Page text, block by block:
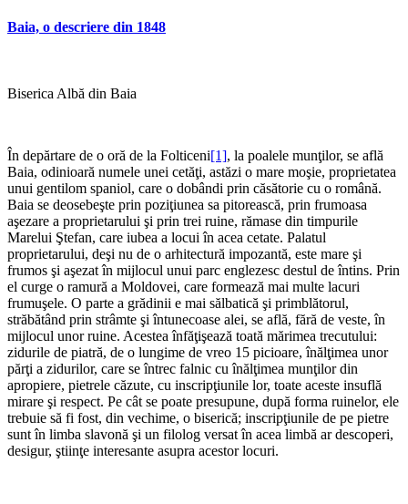
Baia, o descriere din 1848
Biserica Albă din Baia
În depărtare de o oră de la Folticeni[1], la poalele munţilor, se află
Baia, odinioară numele unei cetăţi, astăzi o mare moşie, proprietatea
unui gentilom spaniol, care o dobândi prin căsătorie cu o română.
Baia se deosebeşte prin poziţiunea sa pitorească, prin frumoasa
aşezare a proprietarului şi prin trei ruine, rămase din timpurile
Marelui Ştefan, care iubea a locui în acea cetate. Palatul
proprietarului, deşi nu de o arhitectură impozantă, este mare şi
frumos şi aşezat în mijlocul unui parc englezesc destul de întins. Prin
el curge o ramură a Moldovei, care formează mai multe lacuri
frumuşele. O parte a grădinii e mai sălbatică şi primblătorul,
străbătând prin strâmte şi întunecoase alei, se află, fără de veste, în
mijlocul unor ruine. Acestea înfăţişează toată mărimea trecutului:
zidurile de piatră, de o lungime de vreo 15 picioare, înălţimea unor
părţi a zidurilor, care se întrec falnic cu înălţimea munţilor din
apropiere, pietrele căzute, cu inscripţiunile lor, toate aceste insuflă
mirare şi respect. Pe cât se poate presupune, după forma ruinelor, ele
trebuie să fi fost, din vechime, o biserică; inscripţiunile de pe pietre
sunt în limba slavonă şi un filolog versat în acea limbă ar descoperi,
desigur, ştiinţe interesante asupra acestor locuri.